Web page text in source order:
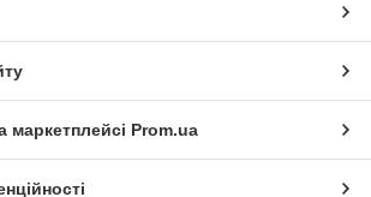
маркетплейсі Prom.ua